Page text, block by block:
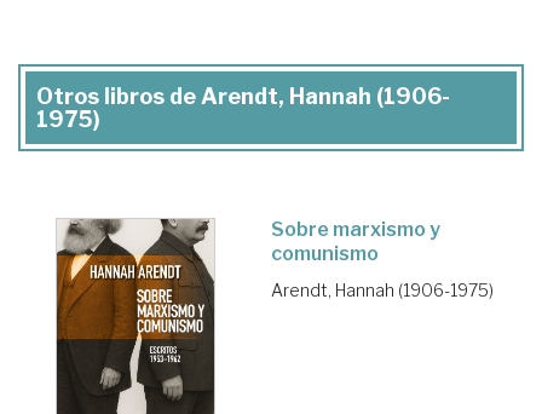
Otros libros de Arendt, Hannah (1906-
1975)
Sobre marxismo y
comunismo
Arendt, Hannah (1906-1975)